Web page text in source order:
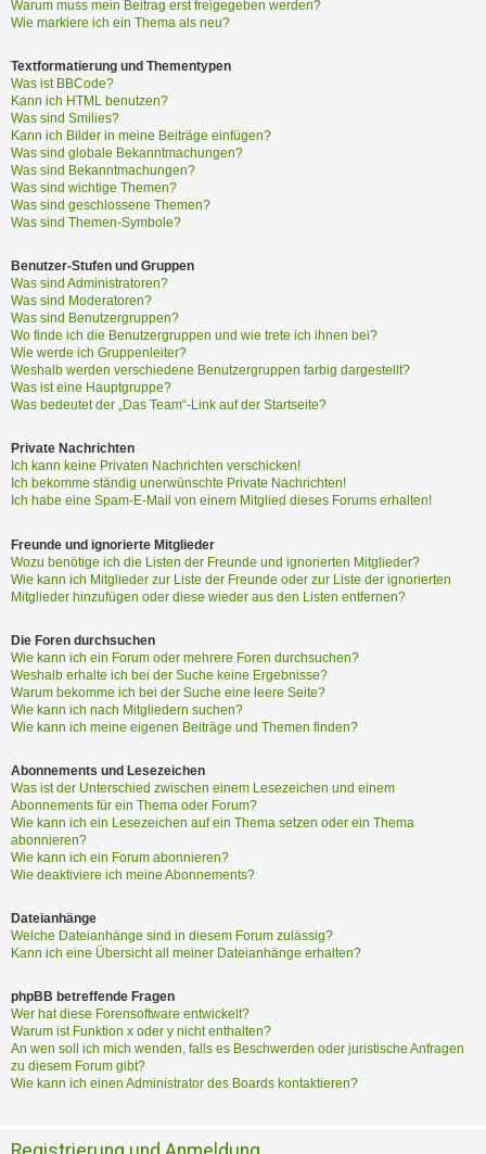
e
n
d
F
A
Q
Warum muss mein Beitrag erst freigegeben werden?
Wie markiere ich ein Thema als neu?
Textformatierung und Thementypen
Was ist BBCode?
Kann ich HTML benutzen?
Was sind Smilies?
Kann ich Bilder in meine Beiträge einfügen?
Was sind globale Bekanntmachungen?
Was sind Bekanntmachungen?
Was sind wichtige Themen?
Was sind geschlossene Themen?
Was sind Themen-Symbole?
Benutzer-Stufen und Gruppen
Was sind Administratoren?
Was sind Moderatoren?
Was sind Benutzergruppen?
Wo finde ich die Benutzergruppen und wie trete ich ihnen bei?
Wie werde ich Gruppenleiter?
Weshalb werden verschiedene Benutzergruppen farbig dargestellt?
Was ist eine Hauptgruppe?
Was bedeutet der „Das Team“-Link auf der Startseite?
Private Nachrichten
Ich kann keine Privaten Nachrichten verschicken!
Ich bekomme ständig unerwünschte Private Nachrichten!
Ich habe eine Spam-E-Mail von einem Mitglied dieses Forums erhalten!
Freunde und ignorierte Mitglieder
Wozu benötige ich die Listen der Freunde und ignorierten Mitglieder?
Wie kann ich Mitglieder zur Liste der Freunde oder zur Liste der ignorierten
Mitglieder hinzufügen oder diese wieder aus den Listen entfernen?
Die Foren durchsuchen
Wie kann ich ein Forum oder mehrere Foren durchsuchen?
Weshalb erhalte ich bei der Suche keine Ergebnisse?
Warum bekomme ich bei der Suche eine leere Seite?
Wie kann ich nach Mitgliedern suchen?
Wie kann ich meine eigenen Beiträge und Themen finden?
Abonnements und Lesezeichen
Was ist der Unterschied zwischen einem Lesezeichen und einem
Abonnements für ein Thema oder Forum?
Wie kann ich ein Lesezeichen auf ein Thema setzen oder ein Thema
abonnieren?
Wie kann ich ein Forum abonnieren?
Wie deaktiviere ich meine Abonnements?
Dateianhänge
Welche Dateianhänge sind in diesem Forum zulässig?
Kann ich eine Übersicht all meiner Dateianhänge erhalten?
phpBB betreffende Fragen
Wer hat diese Forensoftware entwickelt?
Warum ist Funktion x oder y nicht enthalten?
An wen soll ich mich wenden, falls es Beschwerden oder juristische Anfragen
zu diesem Forum gibt?
Wie kann ich einen Administrator des Boards kontaktieren?